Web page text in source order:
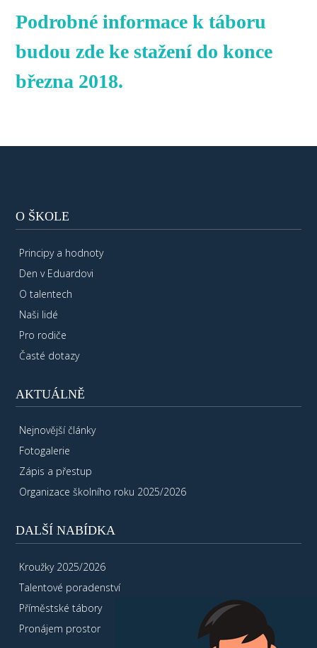
Podrobné informace k táboru
budou zde ke stažení do konce
března 2018.
O ŠKOLE
Principy a hodnoty
Den v Eduardovi
O talentech
Naši lidé
Pro rodiče
Časté dotazy
AKTUÁLNĚ
Nejnovější články
Fotogalerie
Zápis a přestup
Organizace školního roku 2025/2026
DALŠÍ NABÍDKA
Kroužky 2025/2026
Talentové poradenství
Příměstské tábory
Pronájem prostor